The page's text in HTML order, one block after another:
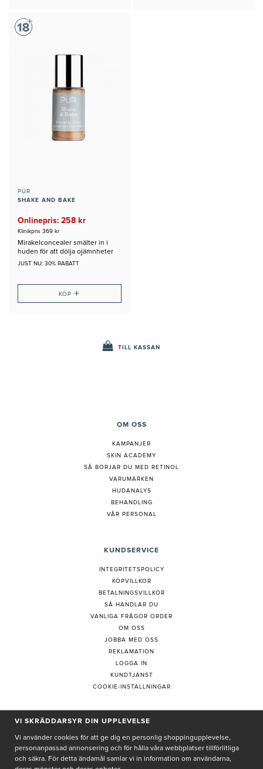
PÜR
SHAKE AND BAKE
Onlinepris: 258 kr
Klinikpris 369 kr
Mirakelconcealer smälter in i
huden för att dölja ojämnheter
JUST NU: 30% RABATT
KÖP+
TILL KASSAN
OM OSS
KUNDSERVICE
PRENUMERERA PÅ NYHETSBREV
VI SKRÄDDARSYR DIN UPPLEVELSE
Vi använder cookies för att ge dig en personlig shoppingupplevelse,
personanpassad annonsering och för hålla våra webbplatser tillförlitliga
och säkra. För detta ändamål samlar vi in information om användarna,